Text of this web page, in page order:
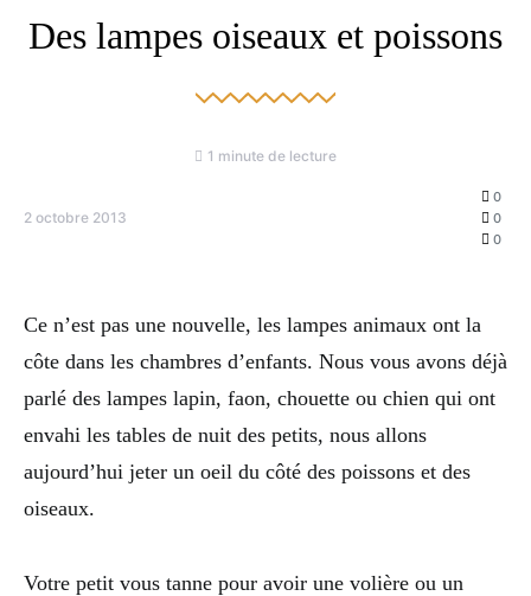
Des lampes oiseaux et poissons
1 minute de lecture
2 octobre 2013
0
0
0
Ce n’est pas une nouvelle, les lampes animaux ont la
côte dans les chambres d’enfants. Nous vous avons déjà
parlé des lampes lapin, faon, chouette ou chien qui ont
envahi les tables de nuit des petits, nous allons
aujourd’hui jeter un oeil du côté des poissons et des
oiseaux.
Votre petit vous tanne pour avoir une volière ou un